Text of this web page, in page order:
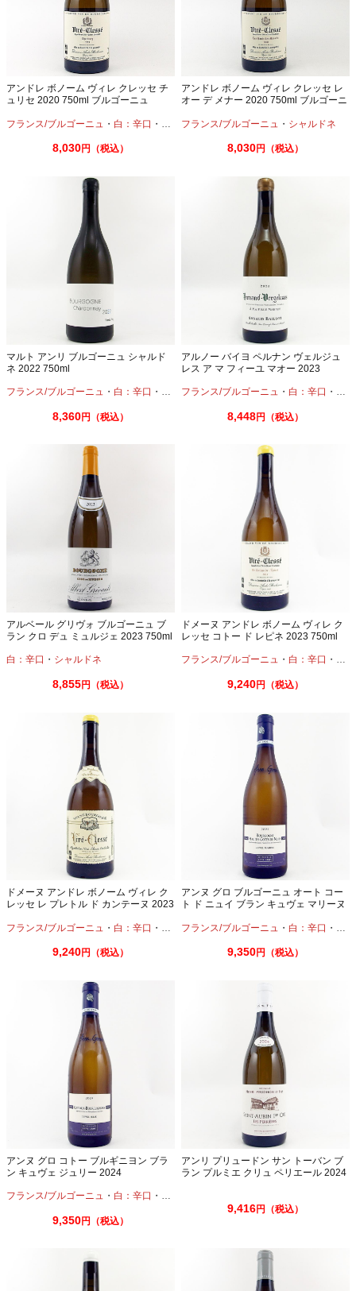
アンドレ ボノーム ヴィレ クレッセ チ
ュリセ 2020 750ml ブルゴーニュ
フランス/ブルゴーニュ ・ 白：辛口 ・ シャルドネ
8,030円（税込）
アンドレ ボノーム ヴィレ クレッセ レ
オー デ メナー 2020 750ml ブルゴーニ
フランス/ブルゴーニュ ・ シャルドネ
8,030円（税込）
マルト アンリ ブルゴーニュ シャルド
ネ 2022 750ml
フランス/ブルゴーニュ ・ 白：辛口 ・ シャルドネ
8,360円（税込）
アルノー バイヨ ペルナン ヴェルジュ
レス ア マ フィーユ マオー 2023
フランス/ブルゴーニュ ・ 白：辛口 ・ シ
8,448円（税込）
アルベール グリヴォ ブルゴーニュ ブ
ラン クロ デュ ミュルジェ 2023 750ml
白：辛口 ・ シャルドネ
8,855円（税込）
ドメーヌ アンドレ ボノーム ヴィレ ク
レッセ コトー ド レピネ 2023 750ml
フランス/ブルゴーニュ ・ 白：辛口 ・ シ
9,240円（税込）
ドメーヌ アンドレ ボノーム ヴィレ ク
レッセ レ プレトル ド カンテーヌ 2023
フランス/ブルゴーニュ ・ 白：辛口 ・ シャルドネ
9,240円（税込）
アンヌ グロ ブルゴーニュ オート コー
ト ド ニュイ ブラン キュヴェ マリーヌ
フランス/ブルゴーニュ ・ 白：辛口 ・
9,350円（税込）
アンヌ グロ コトー ブルギニヨン ブラ
ン キュヴェ ジュリー 2024
フランス/ブルゴーニュ ・ 白：辛口 ・ シャルドネ
9,350円（税込）
アンリ プリュードン サン トーバン ブ
ラン プルミエ クリュ ペリエール 2024
9,416円（税込）